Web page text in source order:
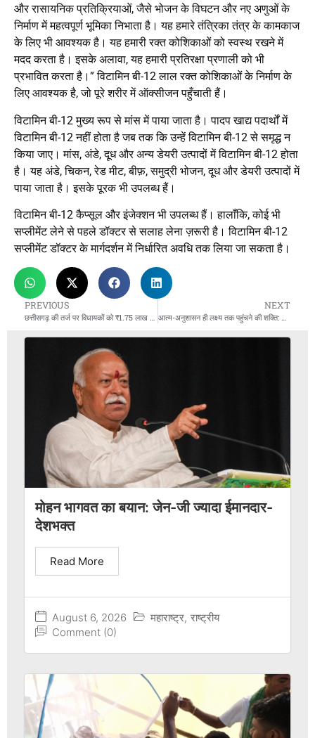
और रासायनिक प्रतिक्रियाओं, जैसे भोजन के विघटन और नए अणुओं के
निर्माण में महत्वपूर्ण भूमिका निभाता है। यह हमारे तंत्रिका तंत्र के कामकाज
के लिए भी आवश्यक है। यह हमारी रक्त कोशिकाओं को स्वस्थ रखने में
मदद करता है। इसके अलावा, यह हमारी प्रतिरक्षा प्रणाली को भी
प्रभावित करता है।” विटामिन बी-12 लाल रक्त कोशिकाओं के निर्माण के
लिए आवश्यक है, जो पूरे शरीर में ऑक्सीजन पहुँचाती हैं।
विटामिन बी-12 मुख्य रूप से मांस में पाया जाता है। पादप खाद्य पदार्थों में
विटामिन बी-12 नहीं होता है जब तक कि उन्हें विटामिन बी-12 से समृद्ध न
किया जाए। मांस, अंडे, दूध और अन्य डेयरी उत्पादों में विटामिन बी-12 होता
है। यह अंडे, चिकन, रेड मीट, बीफ़, समुद्री भोजन, दूध और डेयरी उत्पादों में
पाया जाता है। इसके पूरक भी उपलब्ध हैं।
विटामिन बी-12 कैप्सूल और इंजेक्शन भी उपलब्ध हैं। हालाँकि, कोई भी
सप्लीमेंट लेने से पहले डॉक्टर से सलाह लेना ज़रूरी है। विटामिन बी-12
सप्लीमेंट डॉक्टर के मार्गदर्शन में निर्धारित अवधि तक लिया जा सकता है।
PREVIOUS
छत्तीसगढ़ की तर्ज पर विधायकों को ₹1.75 लाख वेतन और भत्ते देने की तैयारी चल रही है।
NEXT
आत्म-अनुशासन ही लक्ष्य तक पहुंचने की शक्ति: सिंह
मोहन भागवत का बयान: जेन-जी ज्यादा ईमानदार-
देशभक्त
August 6, 2026 महाराष्ट्र, राष्ट्रीय
Comment (0)
Read More